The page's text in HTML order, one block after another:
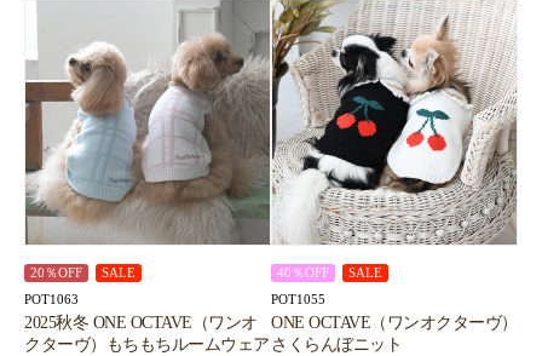
20％OFF SALE
POT1063
2025秋冬 ONE OCTAVE（ワンオ
クターヴ）もちもちルームウェア
40％OFF SALE
POT1055
ONE OCTAVE（ワンオクターヴ）
さくらんぼニット